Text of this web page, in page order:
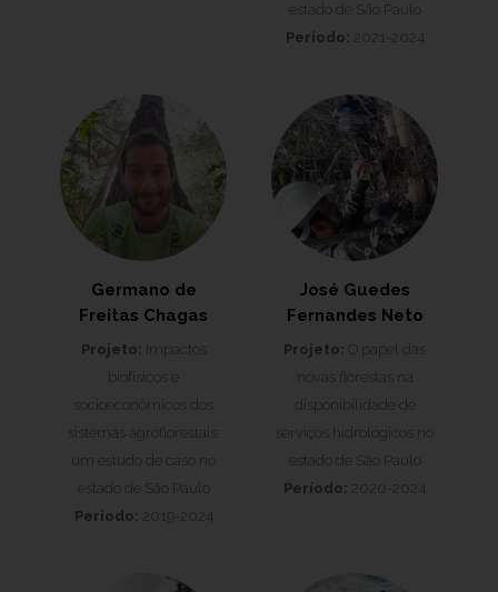
estado de São Paulo
Período: 2021-2024
Germano de
Freitas Chagas
Projeto: Impactos
biofísicos e
socioeconômicos dos
sistemas agroflorestais:
um estudo de caso no
estado de São Paulo
Período: 2019-2024
José Guedes
Fernandes Neto
Projeto: O papel das
novas florestas na
disponibilidade de
serviços hidrológicos no
estado de São Paulo
Período: 2020-2024